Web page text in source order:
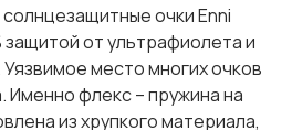
очки Enni
от ультрафиолета и
место многих очков
Именно флекс – пружина на
из хрупкого материала,